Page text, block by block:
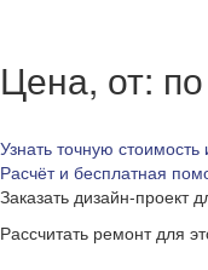
Цена, от:
Узнать точную
Расчёт и бесплатная
Заказать дизайн-проект
Рассчитать ремонт для